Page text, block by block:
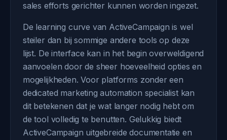
sales efforts gerichter kunnen worden ingezet.
De learning curve van ActiveCampaign is wel
steiler dan bij sommige andere tools op deze
lijst. De interface kan in het begin overweldigend
aanvoelen door de sheer hoeveelheid opties en
mogelijkheden. Voor platforms zonder een
dedicated marketing automation specialist kan
dit betekenen dat je wat langer nodig hebt om
de tool volledig te benutten. Gelukkig biedt
ActiveCampaign uitgebreide documentatie en